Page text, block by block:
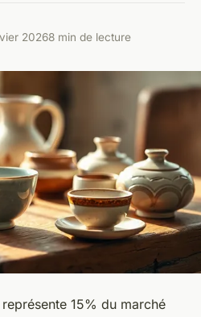
20268 min de lecture
15% du marché